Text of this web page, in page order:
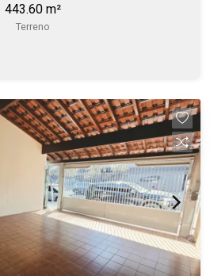
443.60 m²
Terreno